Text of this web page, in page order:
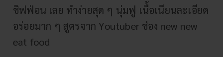
ชิฟฟ่อน เลย ทำง่ายสุด ๆ นุ่มฟู เนื้อเนียนละเอียด
อร่อยมาก ๆ สูตรจาก Youtuber ช่อง new new
eat food